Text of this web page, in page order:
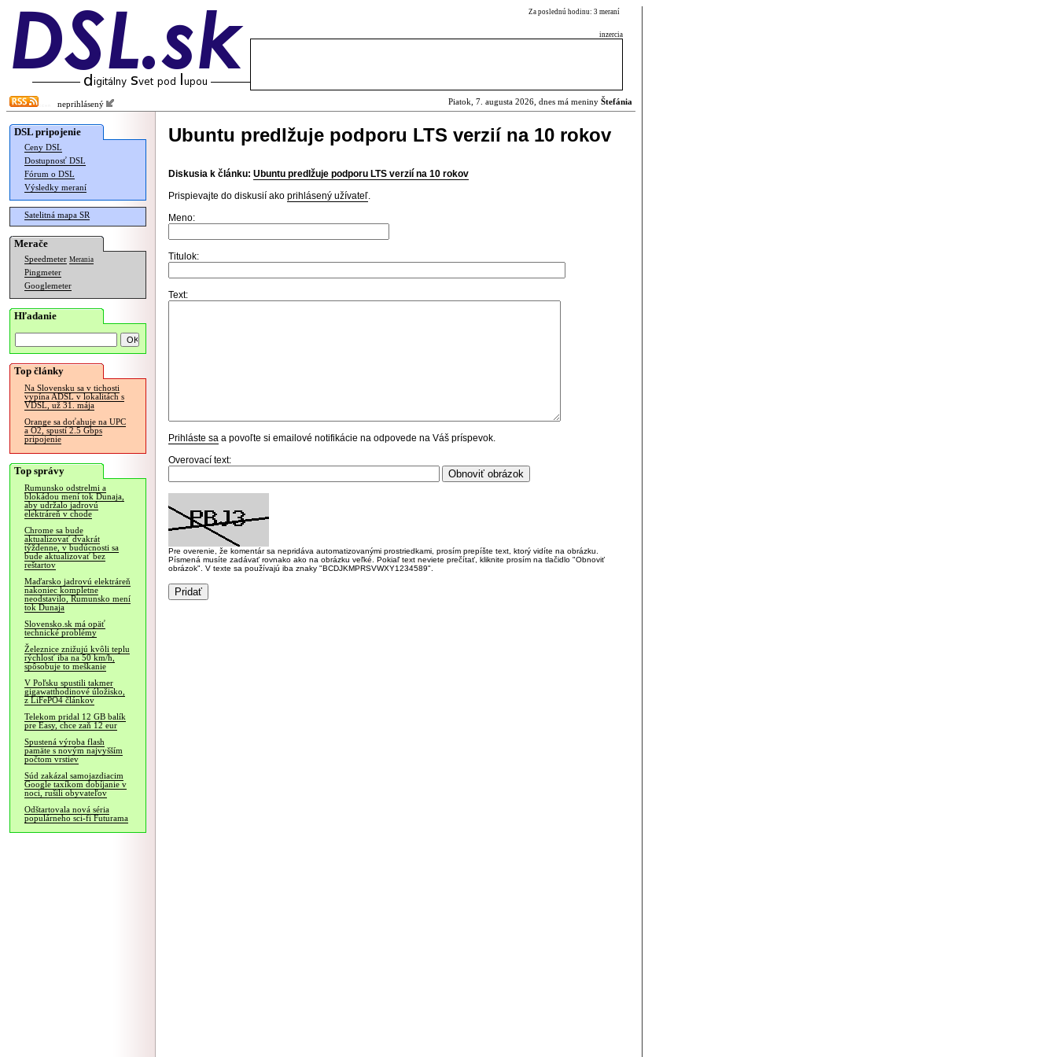
Za poslednú hodinu: 3 meraní
inzercia
neprihlásený Piatok, 7. augusta 2026, dnes má meniny Štefánia
DSL pripojenie
Ceny DSL
Dostupnosť DSL
Fórum o DSL
Výsledky meraní
Satelitná mapa SR
Merače
Speedmeter Merania
Pingmeter
Googlemeter
Hľadanie
Top články
Na Slovensku sa v tichosti
vypína ADSL v lokalitách s
VDSL, už 31. mája
Orange sa doťahuje na UPC
a O2, spustí 2.5 Gbps
pripojenie
Top správy
Rumunsko odstrelmi a
blokádou mení tok Dunaja,
aby udržalo jadrovú
elektráreň v chode
Chrome sa bude
aktualizovať dvakrát
týždenne, v budúcnosti sa
bude aktualizovať bez
reštartov
Maďarsko jadrovú elektráreň
nakoniec kompletne
neodstavilo, Rumunsko mení
tok Dunaja
Slovensko.sk má opäť
technické problémy
Železnice znižujú kvôli teplu
rýchlosť iba na 50 km/h,
spôsobuje to meškanie
V Poľsku spustili takmer
gigawatthodinové úložisko,
z LiFePO4 článkov
Telekom pridal 12 GB balík
pre Easy, chce zaň 12 eur
Spustená výroba flash
pamäte s novým najvyšším
počtom vrstiev
Súd zakázal samojazdiacim
Google taxíkom dobíjanie v
noci, rušili obyvateľov
Odštartovala nová séria
populárneho sci-fi Futurama
Ubuntu predlžuje podporu LTS verzií na 10 rokov
Diskusia k článku: Ubuntu predlžuje podporu LTS verzií na 10 rokov
Prispievajte do diskusií ako prihlásený užívateľ.
Meno:
Titulok:
Text:
Prihláste sa a povoľte si emailové notifikácie na odpovede na Váš príspevok.
Overovací text:
Pre overenie, že komentár sa nepridáva automatizovanými prostriedkami, prosím prepíšte text, ktorý vidíte na obrázku.
Písmená musíte zadávať rovnako ako na obrázku veľké. Pokiaľ text neviete prečítať, kliknite prosím na tlačidlo "Obnoviť
obrázok". V texte sa používajú iba znaky "BCDJKMPRSVWXY1234589".